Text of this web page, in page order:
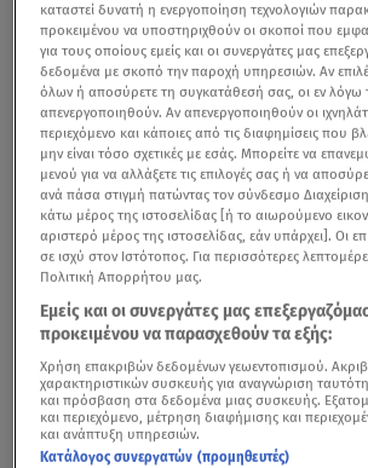
καταστεί δυνατή η ενεργοποίηση τεχνολογιών
προκειμένου να υποστηριχθούν οι σκοποί που
για τους οποίους εμείς και οι συνεργάτες μας
δεδομένα με σκοπό την παροχή υπηρεσιών. Αν
όλων ή αποσύρετε τη συγκατάθεσή σας, οι εν λόγω
απενεργοποιηθούν. Αν απενεργοποιηθούν οι
περιεχόμενο και κάποιες από τις διαφημίσεις που
μην είναι τόσο σχετικές με εσάς. Μπορείτε να
μενού για να αλλάξετε τις επιλογές σας ή να
ανά πάσα στιγμή πατώντας τον σύνδεσμο
κάτω μέρος της ιστοσελίδας [ή το αιωρούμενο
αριστερό μέρος της ιστοσελίδας, εάν υπάρχει]. Οι
σε ισχύ στον Ιστότοπος. Για περισσότερες
Πολιτική Απορρήτου μας.
Εμείς και οι συνεργάτες μας
προκειμένου να παρασχεθούν τα εξής:
Χρήση επακριβών δεδομένων γεωεντοπισμού.
χαρακτηριστικών συσκευής για αναγνώριση
και πρόσβαση στα δεδομένα μιας συσκευής.
και περιεχόμενο, μέτρηση διαφήμισης και
και ανάπτυξη υπηρεσιών.
Κατάλογος συνεργατών (προμηθευτές)